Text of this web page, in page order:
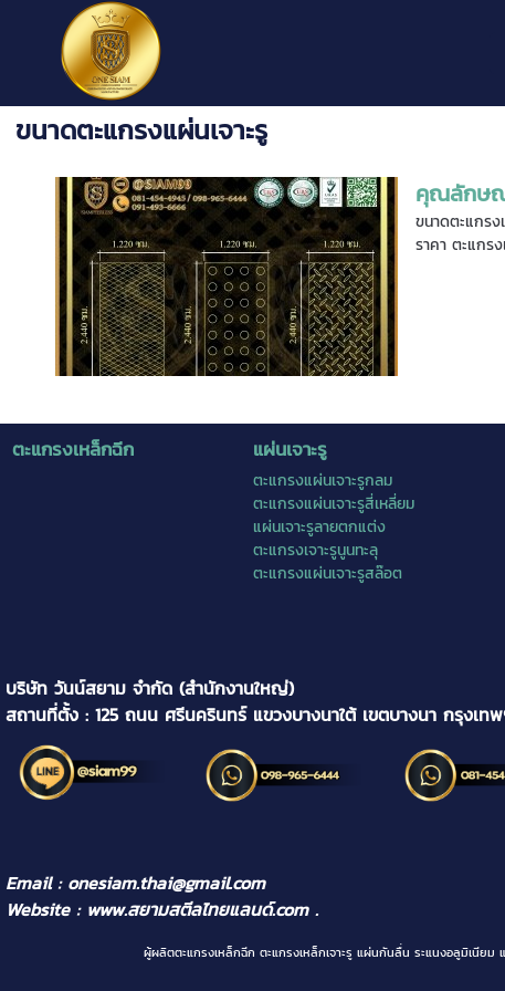
ขนาดตะแกรงแผ่นเจาะรู
คุณลักษณ
ขนาดตะแกร
ราคา ตะแกรง
ตะแกรงเหล็กฉีก แผ่นเจาะรู
ตะแกรงแผ่นเจาะรูกลม
ตะแกรงแผ่นเจาะรูสี่เหลี่ยม
แผ่นเจาะรูลายตกแต่ง
ตะแกรงเจาะรูนูนทะลุ
ตะแกรงแผ่นเจาะรูสล๊อต
บริษัท วันน์สยาม จำกัด (สำนักงานใหญ่)
สถานที่ตั้ง : 125 ถนน ศรีนครินทร์ แขวงบางนาใต้ เขตบางนา กรุงเท
Email : onesiam.thai@gmail.com
Website : www.สยามสตีลไทยแลนด์.com.
ผู้ผลิตตะแกรงเหล็กฉีก ตะแกรงเหล็กเจาะรู แผ่นกันลื่น ระแนงอลูมิเนีย